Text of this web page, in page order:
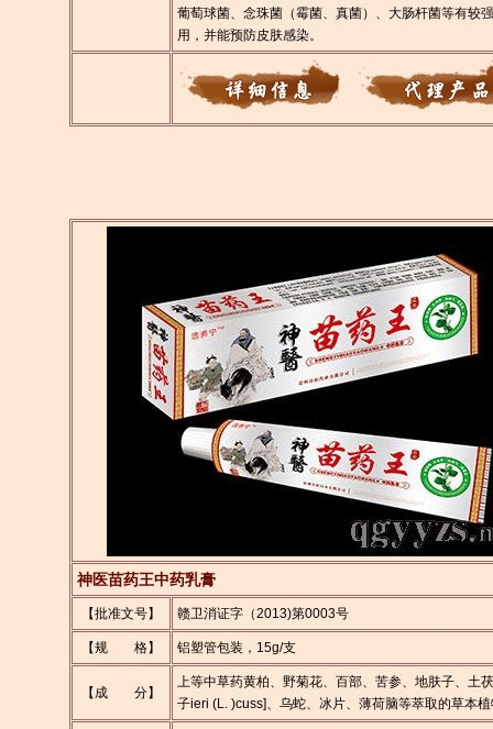
葡萄球菌、念珠菌（霉菌、真菌）、大肠杆菌等有较
用，并能预防皮肤感染。
神医苗药王中药乳膏
【批准文号】 赣卫消证字（2013)第0003号
【规 格】 铝塑管包装，15g/支
【成 分】
上等中草药黄柏、野菊花、百部、苦参、地肤子、土
子ieri (L. )cuss]、乌蛇、冰片、薄荷脑等萃取的草本